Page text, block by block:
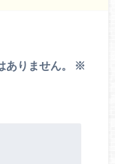
りません。
※